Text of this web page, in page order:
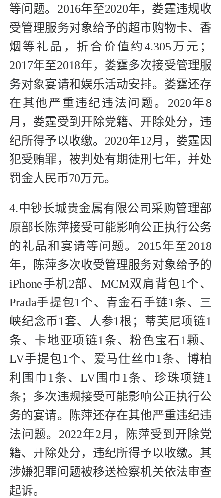
等问题。2016年至2020年，娄霆违规收
受管理服务对象给予的超市购物卡、香
烟等礼品，折合价值约4.305万元；
2017年至2018年，娄霆多次接受管理服
务对象宴请和娱乐活动安排。娄霆还存
在其他严重违纪违法问题。2020年8
月，娄霆受到开除党籍、开除处分，违
纪所得予以收缴。2020年12月，娄霆因
犯受贿罪，被判处有期徒刑七年，并处
罚金人民币70万元。
4.中钞长城贵金属有限公司采购管理部
原部长陈萍接受可能影响公正执行公务
的礼品和宴请等问题。2015年至2018
年，陈萍多次收受管理服务对象给予的
iPhone手机2部、MCM双肩背包1个、
Prada手提包1个、青金石手链1条、三
峡纪念币1套、人参1根；蒂芙尼项链1
条、卡地亚项链1条、粉色宝石1颗、
LV手提包1个、爱马仕丝巾1条、博柏
利围巾1条、LV围巾1条、珍珠项链1
条；多次违规接受可能影响公正执行公
务的宴请。陈萍还存在其他严重违纪违
法问题。2022年2月，陈萍受到开除党
籍、开除处分，违纪所得予以收缴。其
涉嫌犯罪问题被移送检察机关依法审查
起诉。